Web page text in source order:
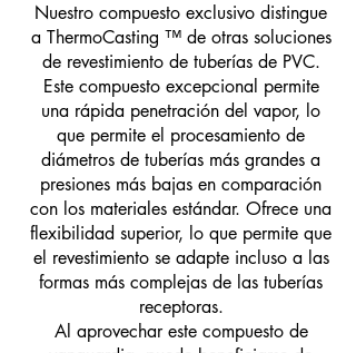
Nuestro compuesto exclusivo distingue
a ThermoCasting ™de otras soluciones
de revestimiento de tuberías de PVC.
Este compuesto excepcional permite
una rápida penetración del vapor, lo
que permite el procesamiento de
diámetros de tuberías más grandes a
presiones más bajas en comparación
con los materiales estándar. Ofrece una
flexibilidad superior, lo que permite que
el revestimiento se adapte incluso a las
formas más complejas de las tuberías
receptoras.
Al aprovechar este compuesto de